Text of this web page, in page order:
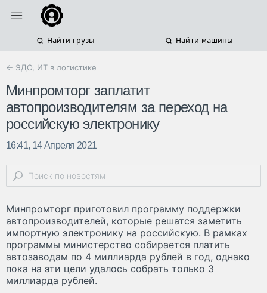
Найти грузы Найти машины
← ЭДО, ИТ в логистике
Минпромторг заплатит
автопроизводителям за переход на
российскую электронику
16:41, 14 Апреля 2021
Минпромторг приготовил программу поддержки
автопроизводителей, которые решатся заметить
импортную электронику на российскую. В рамках
программы министерство собирается платить
автозаводам по 4 миллиарда рублей в год, однако
пока на эти цели удалось собрать только 3
миллиарда рублей.